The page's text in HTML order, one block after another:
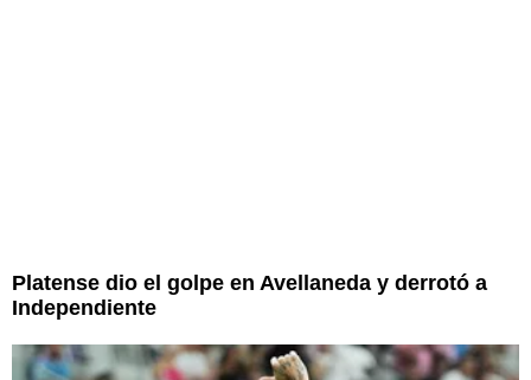
Platense dio el golpe en Avellaneda y derrotó a
Independiente